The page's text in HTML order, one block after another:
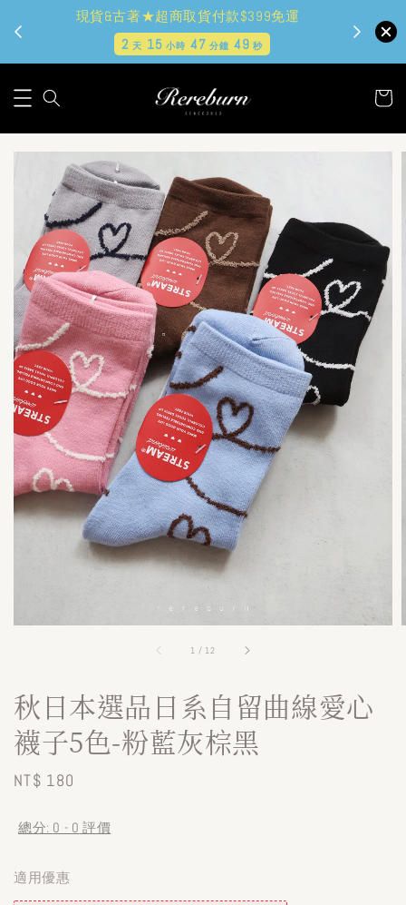
現貨&古著★超商取貨付款$399免運
2 天 15 小時 47 分鐘 47秒
1 / 12
秋日本選品日系自留曲線愛心
襪子5色-粉藍灰棕黑
Regular
NT$ 180
總分: 0 - 0 評價
適用優惠